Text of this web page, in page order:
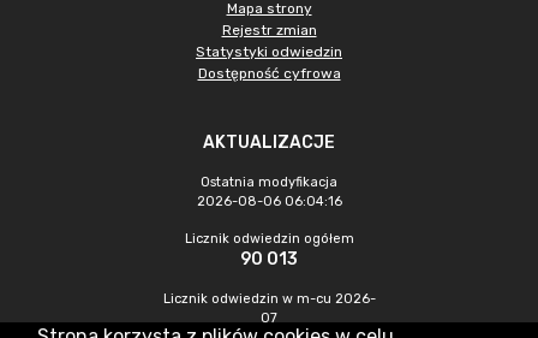
Mapa strony
Rejestr zmian
Statystyki odwiedzin
Dostępność cyfrowa
AKTUALIZACJE
Ostatnia modyfikacja
2026-08-06 06:04:16
Licznik odwiedzin ogółem
90 013
Licznik odwiedzin w m-cu 2026-
07